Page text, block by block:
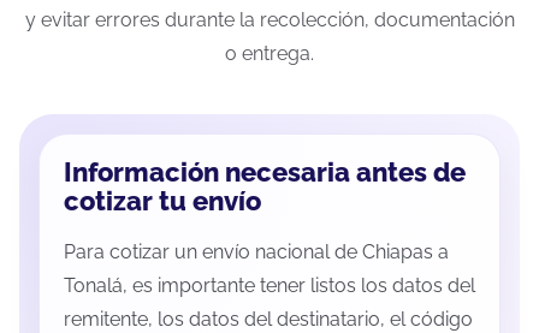
y evitar errores durante la recolección, documentación
o entrega.
Información necesaria antes de
cotizar tu envío
Para cotizar un envío nacional de Chiapas a
Tonalá, es importante tener listos los datos del
remitente, los datos del destinatario, el código